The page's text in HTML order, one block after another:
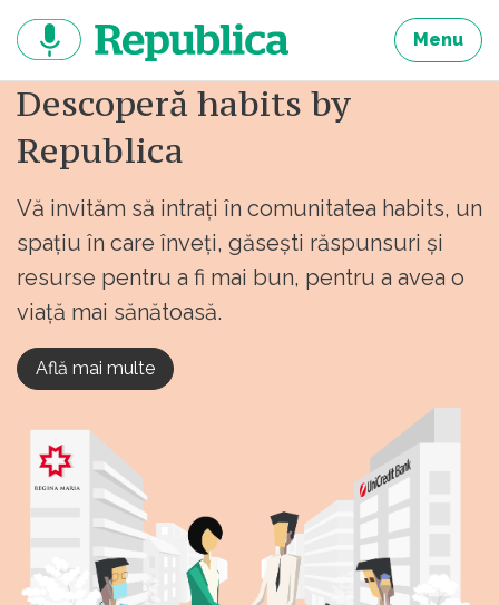
continut
Menu
Descoperă habits by
Republica
Vă invităm să intrați în comunitatea habits, un
spațiu în care înveți, găsești răspunsuri și
resurse pentru a fi mai bun, pentru a avea o
viață mai sănătoasă.
Află mai multe